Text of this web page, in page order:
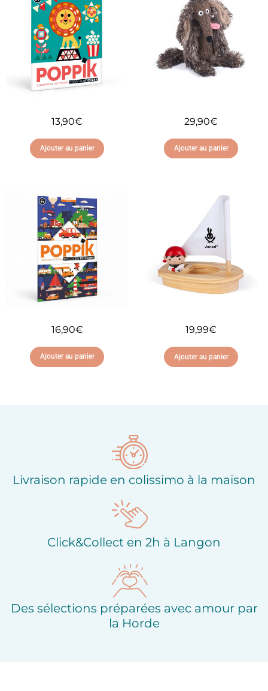
13,90€
Ajouter au panier
Ajouter à ma liste
d'envies
29,90€
Ajouter au panier
Ajouter à ma liste
d'envies
16,90€
Ajouter au panier
19,99€
Ajouter au panier
Livraison rapide en colissimo à la maison
Click&Collect en 2h à Langon
Des sélections préparées avec amour par
la Horde